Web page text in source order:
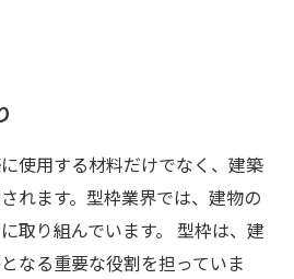
使用する材料だけでなく、建築
れます。型枠業界では、建物の
取り組んでいます。 型枠は、建
なる重要な役割を担っていま